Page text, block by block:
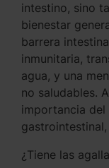
intestino, sino
bienestar
barrera
inmunitaria,
agua, y una
no saludables.
importancia del
¿Tiene las